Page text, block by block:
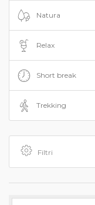
Natura
Relax
Short break
Trekking
Filtri